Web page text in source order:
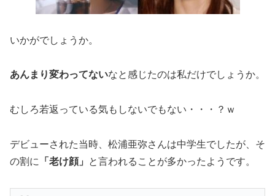
いかがでしょうか。
あんまり変わってないなと感じたのは私だけでしょうか。
むしろ若返っている気もしないでもない・・・？ｗ
デビューされた当時、松浦亜弥さんは中学生でしたが、そ
の割に
「老け顔」 と言われることが多かったようです。